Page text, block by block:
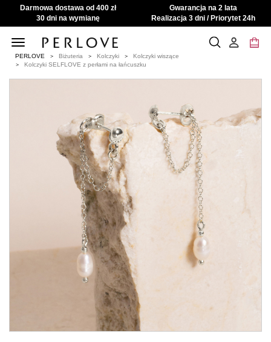
Darmowa dostawa od 400 zł
Gwarancja na 2 lata
30 dni na wymianę
Realizacja 3 dni / Priorytet 24h
Toggle
navigation
PERLOVE Biżuteria Kolczyki
Kolczyki wiszące
Kolczyki SELFLOVE z perłami na łańcuszku